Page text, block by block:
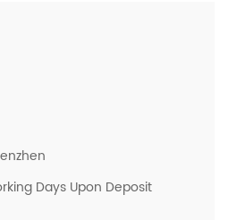
Days Upon Deposit